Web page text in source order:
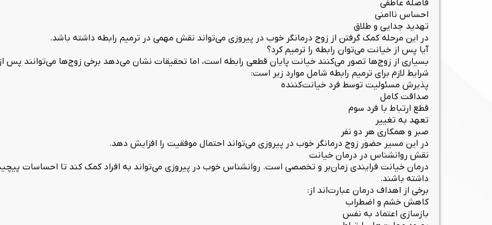
فاصله عاطفی
احساس ناامنی
تهدید جدایی و طلاق
در این مرحله کمک گرفتن از زوج درمانگر خوب در پیروزی می‌تواند نقش مهمی در ترمیم رابطه داشته باشد.
آیا پس از خیانت می‌توان رابطه را ترمیم کرد؟
بسیاری از زوج‌ها تصور می‌کنند خیانت پایان قطعی رابطه است، اما تحقیقات نشان می‌دهد برخی زوج‌ها می‌توانند پس از
شرایط لازم برای ترمیم رابطه شامل موارد زیر است:
پذیرش مسئولیت توسط فرد خیانت‌کننده
صداقت کامل
قطع ارتباط با فرد سوم
تعهد به تغییر
صبر و همکاری هر دو نفر
در این مسیر حضور زوج درمانگر خوب در پیروزی می‌تواند احتمال موفقیت را افزایش دهد.
نقش روانشناس در درمان خیانت
درمان خیانت فرایندی زمان‌بر و تخصصی است. روانشناس خوب در پیروزی می‌تواند به افراد کمک کند تا احساسات
داشته باشند.
برخی از اهداف درمان عبارت‌اند از:
کاهش خشم و اضطراب
بازسازی اعتماد به نفس